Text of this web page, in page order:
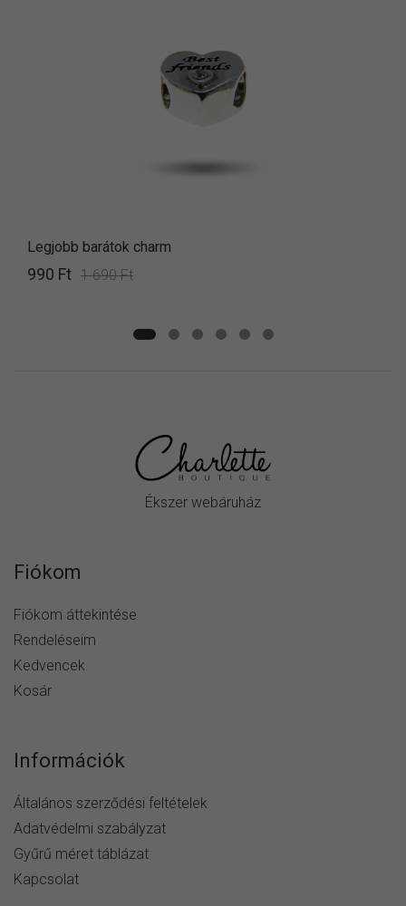
Legjobb barátok charm
990 Ft 1 690 Ft
Ékszer webáruház
Fiókom
Fiókom áttekintése
Rendeléseim
Kedvencek
Kosár
Információk
Általános szerződési feltételek
Adatvédelmi szabályzat
Gyűrű méret táblázat
Kapcsolat